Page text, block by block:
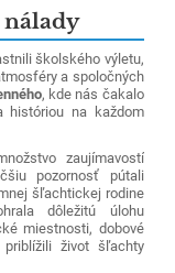
školského výletu,
a spoločných
, kde nás čakalo
históriou na každom
zaujímavostí
pozornosť pútali
šľachtickej rodine
dôležitú úlohu
miestnosti, dobové
život šľachty